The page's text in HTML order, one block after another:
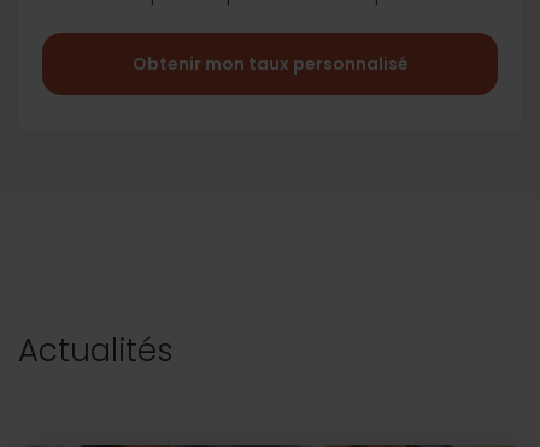
Obtenir mon taux personnalisé
Actualités